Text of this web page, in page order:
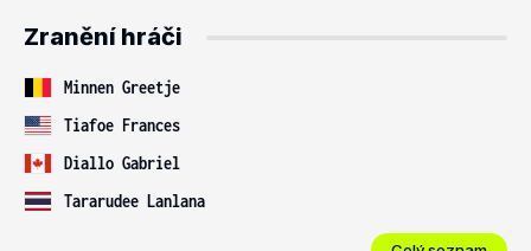
Zranění hráči
Minnen Greetje
Tiafoe Frances
Diallo Gabriel
Tararudee Lanlana